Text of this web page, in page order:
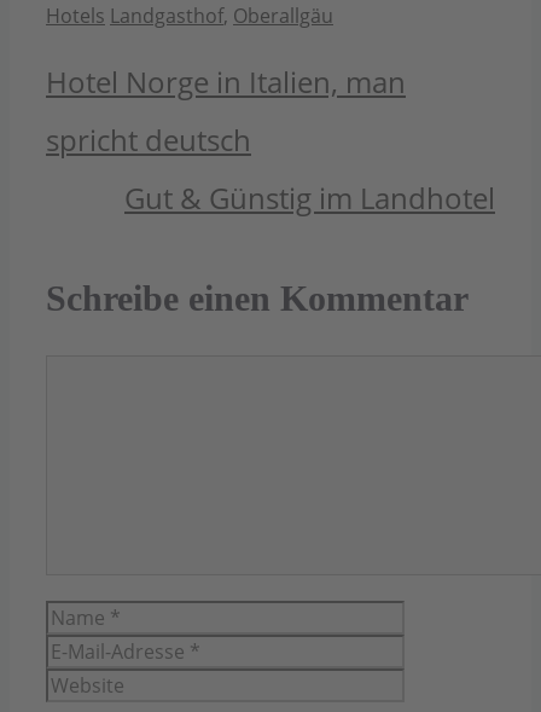
Kategorien
Hotels Schlagwörter
Landgasthof, Oberallgäu
Hotel Norge in Italien, man
spricht deutsch
Gut & Günstig im Landhotel
Schreibe einen Kommentar
Name